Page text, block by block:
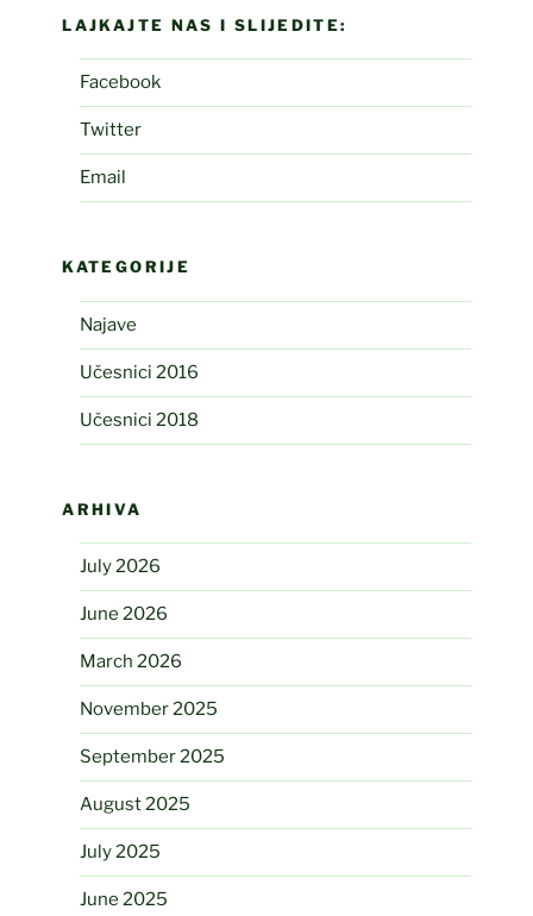
LAJKAJTE NAS I SLIJEDITE:
Facebook
Twitter
Email
KATEGORIJE
Najave
Učesnici 2016
Učesnici 2018
ARHIVA
July 2026
June 2026
March 2026
November 2025
September 2025
August 2025
July 2025
June 2025